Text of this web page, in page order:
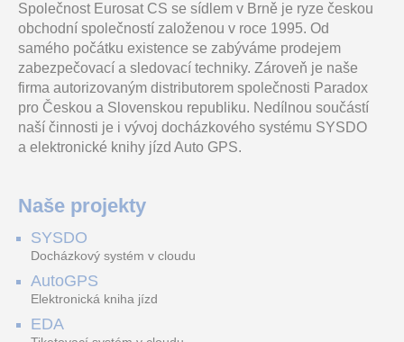
Přepěťová ochrana 4x
koax-video bez panelu,
dvoustupňové provedení,
galvanicky izolovaná svo
Hlavní jednotka 2N IP Force
2.0 – 4 tlačítka, bez kamery,
WiFi nízkonapěťový spínač,
ovládaný pomocí mobilní
a Android), n
Tuya WiFi Gate DC5
Tuya pro internet věcí,
magneticky spínač
SMS VT21 SMS modul
C702A Proximity karta
Standartní přístupová karta
EVO192PCB
Společnost Eurosat CS se sídlem v Brně je ryze českou
obchodní společností založenou v roce 1995. Od
samého počátku existence se zabýváme prodejem
zabezpečovací a sledovací techniky. Zároveň je naše
firma autorizovaným distributorem společnosti Paradox
pro Českou a Slovenskou republiku. Nedílnou součástí
naší činnosti je i vývoj docházkového systému SYSDO
a elektronické knihy jízd Auto GPS.
Naše projekty
SYSDO
Docházkový systém v cloudu
AutoGPS
Elektronická kniha jízd
EDA